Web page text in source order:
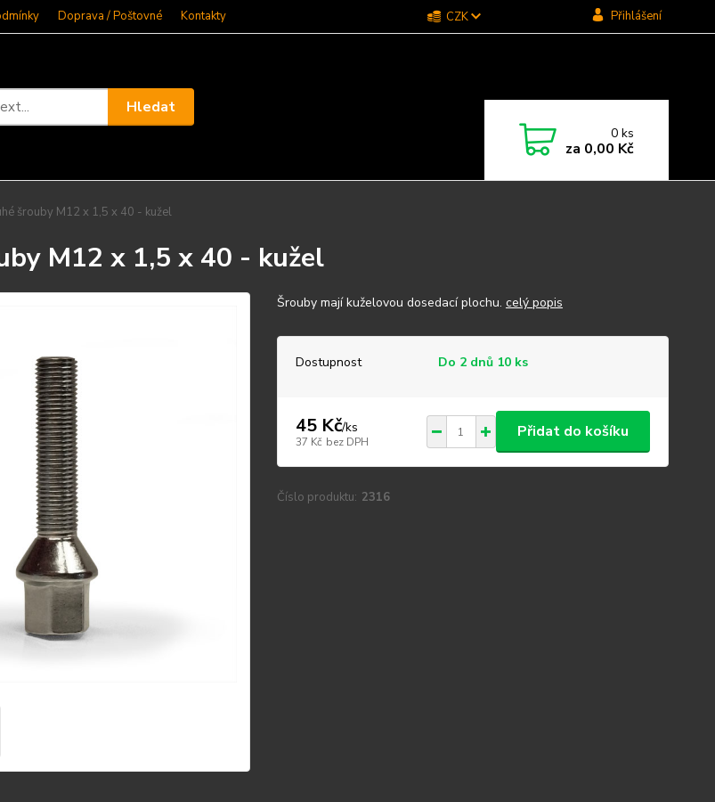
Doprava / Poštovné Kontakty CZK Přihlášení
Hledat
0ks
za 0,00 Kč
šrouby M12 x 1,5 x 40 - kužel
M12 x 1,5 x 40 - kužel
Šrouby mají kuželovou dosedací plochu. celý popis
Dostupnost Do 2 dnů 10 ks
45 Kč/ks
37 Kč bez DPH
Přidat do košíku
Číslo produktu: 2316